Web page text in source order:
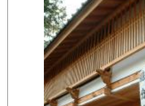
600円 長崎県
600円 大分県
600円 鹿児島県
600円